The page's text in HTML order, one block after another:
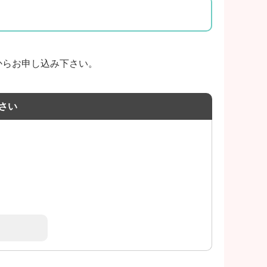
お申し込み下さい。
い